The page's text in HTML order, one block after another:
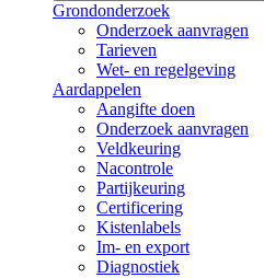
Grondonderzoek
Onderzoek aanvragen
Tarieven
Wet- en regelgeving
Aardappelen
Aangifte doen
Onderzoek aanvragen
Veldkeuring
Nacontrole
Partijkeuring
Certificering
Kistenlabels
Im- en export
Diagnostiek